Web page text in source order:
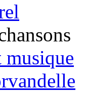
musique